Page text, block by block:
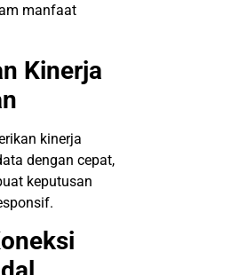
manfaat
Kinerja
kinerja
dengan cepat,
keputusan